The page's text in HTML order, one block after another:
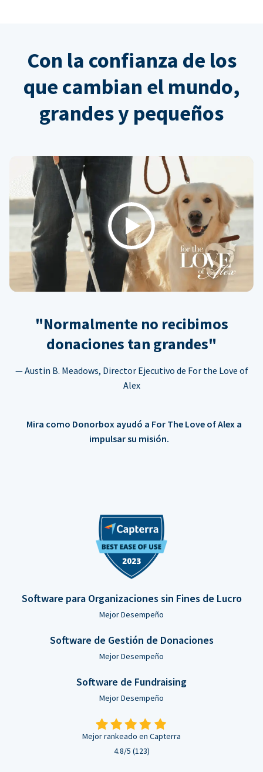
Con la confianza de los
que cambian el mundo,
grandes y pequeños
Play
"Normalmente no recibimos
donaciones tan grandes"
— Austin B. Meadows, Director Ejecutivo de For the Love of
Alex
Mira como Donorbox ayudó a For The Love of Alex a
impulsar su misión.
Software para Organizaciones sin Fines de Lucro
Mejor Desempeño
Software de Gestión de Donaciones
Mejor Desempeño
Software de Fundraising
Mejor Desempeño
Mejor rankeado en Capterra
4.8/5 (123)